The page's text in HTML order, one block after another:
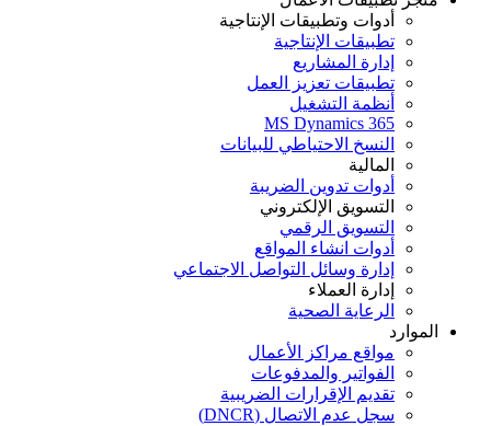
أدوات وتطبيقات الإنتاجية
تطبيقات الإنتاجية
إدارة المشاريع
تطبيقات تعزيز العمل
أنظمة التشغيل
MS Dynamics 365
النسخ الاحتياطي للبيانات
المالية
أدوات تدوين الضريبة
التسويق الإلكتروني
التسويق الرقمي
أدوات انشاء المواقع
إدارة وسائل التواصل الاجتماعي
إدارة العملاء
الرعاية الصحية
الموارد
مواقع مراكز الأعمال
الفواتير والمدفوعات
تقديم الإقرارات الضريبية
سجل عدم الاتصال (DNCR)